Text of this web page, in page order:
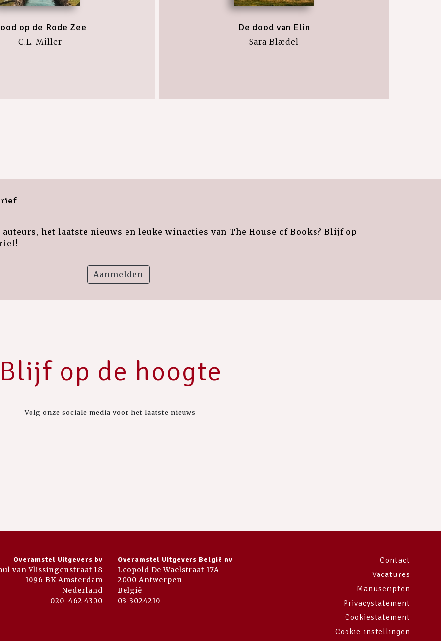
op de Rode Zee
C.L. Miller
De dood van Elin
Sara Blædel
auteurs, het laatste nieuws en leuke winacties van The House of Books? Blijf op
Aanmelden
op de hoogte
Volg onze sociale media voor het laatste nieuws
Overamstel Uitgevers bv
van Vlissingenstraat 18
1096 BK Amsterdam
Nederland
020-462 4300
Overamstel Uitgevers België nv
Leopold De Waelstraat 17A
2000 Antwerpen
België
03-3024210
Contact
Vacatures
Manuscripten
Privacystatement
Cookiestatement
Cookie-instellingen